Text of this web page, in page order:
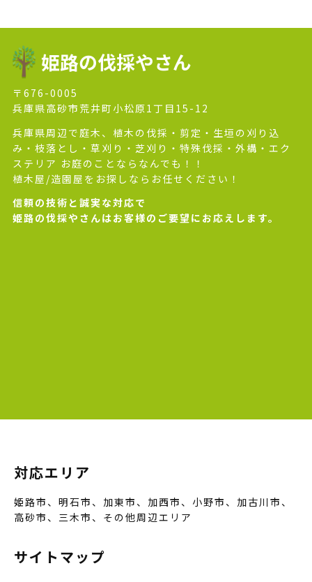
姫路の伐採やさん
〒676-0005
兵庫県高砂市荒井町小松原1丁目15-12
兵庫県周辺で庭木、植木の伐採・剪定・生垣の刈り込
み・枝落とし・草刈り・芝刈り・特殊伐採・外構・エク
ステリア お庭のことならなんでも！！
植木屋/造園屋をお探しならお任せください！
信頼の技術と誠実な対応で
姫路の伐採やさんはお客様のご要望にお応えします。
対応エリア
姫路市、明石市、加東市、加西市、小野市、加古川市、
高砂市、三木市、その他周辺エリア
サイトマップ